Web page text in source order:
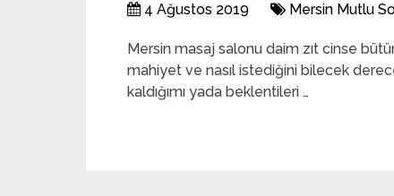
4 Ağustos 2019 Mersin Mutlu
Mersin masaj salonu daim zıt cinse
mahiyet ve nasıl istediğini bilecek
kaldığımı yada beklentileri …